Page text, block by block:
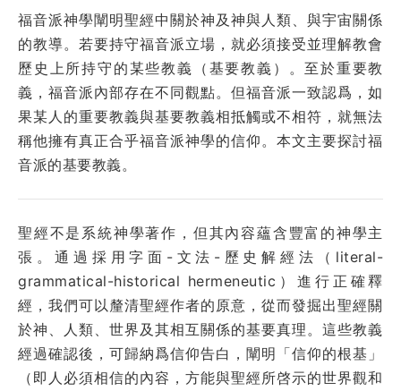
福音派神學闡明聖經中關於神及神與人類、與宇宙關係
的教導。若要持守福音派立場，就必須接受並理解教會
歷史上所持守的某些教義（基要教義）。至於重要教
義，福音派內部存在不同觀點。但福音派一致認爲，如
果某人的重要教義與基要教義相抵觸或不相符，就無法
稱他擁有真正合乎福音派神學的信仰。本文主要探討福
音派的基要教義。
聖經不是系統神學著作，但其內容蘊含豐富的神學主
張。通過採用字面-文法-歷史解經法（literal-
grammatical-historical hermeneutic）進行正確釋
經，我們可以釐清聖經作者的原意，從而發掘出聖經關
於神、人類、世界及其相互關係的基要真理。這些教義
經過確認後，可歸納爲信仰告白，闡明「信仰的根基」
（即人必須相信的內容，方能與聖經所啓示的世界觀和